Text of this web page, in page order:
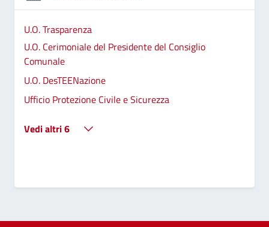
U.O. Trasparenza
U.O. Cerimoniale del Presidente del Consiglio
Comunale
U.O. DesTEENazione
Ufficio Protezione Civile e Sicurezza
Vedi altri 6